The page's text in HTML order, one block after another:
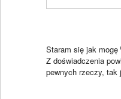
Staram się jak mogę
Z doświadczenia
pewnych rzeczy, tak